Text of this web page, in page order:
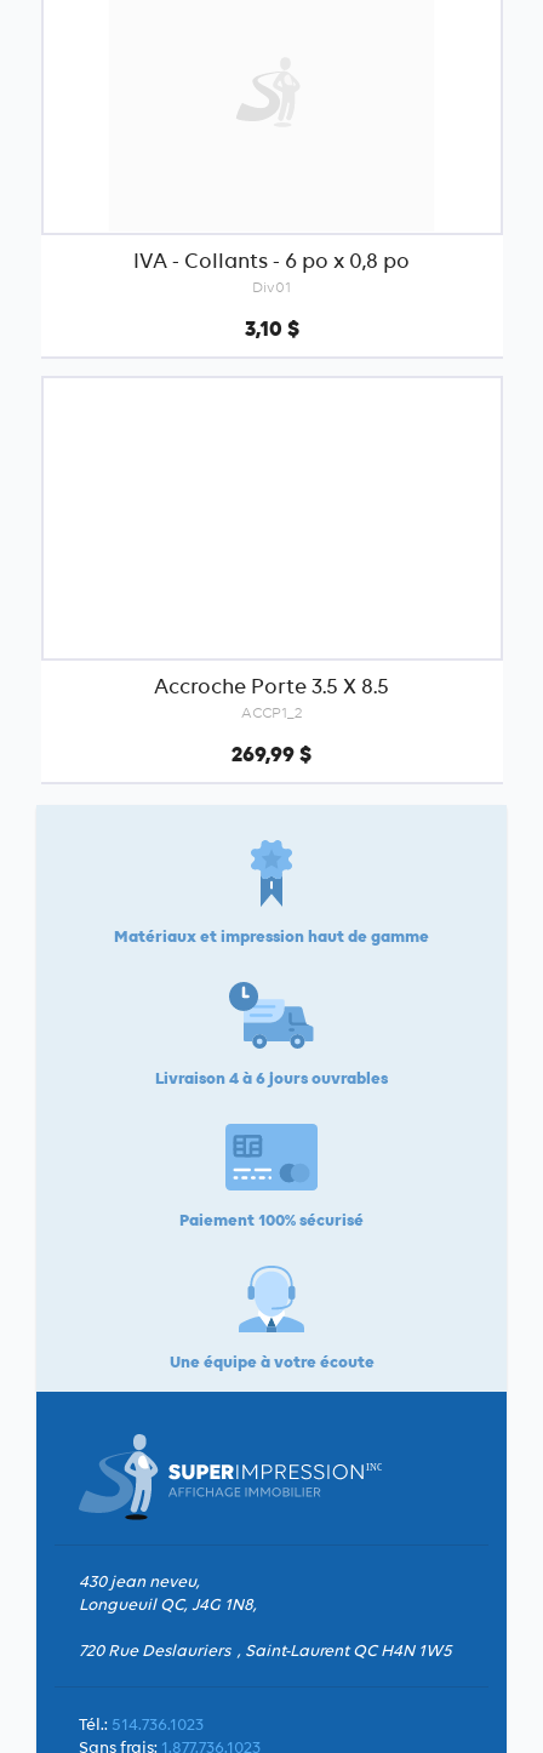
IVA - Collants - 6 po x 0,8 po
Div01
3,10 $
Accroche Porte 3.5 X 8.5
ACCP1_2
269,99 $
Matériaux et impression haut de gamme
Livraison 4 à 6 jours ouvrables
Paiement 100% sécurisé
Une équipe à votre écoute
430 jean neveu,
Longueuil QC, J4G 1N8,
720 Rue Deslauriers , Saint-Laurent QC H4N 1W5
Tél.: 514.736.1023
Sans frais: 1.877.736.1023